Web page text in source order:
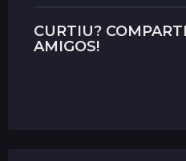
P
a
CURTIU?
AMIGOS!